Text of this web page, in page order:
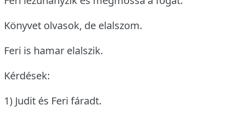
Könyvet olvasok, de elalszom.
Feri is hamar elalszik.
Kérdések:
1) Judit és Feri fáradt.